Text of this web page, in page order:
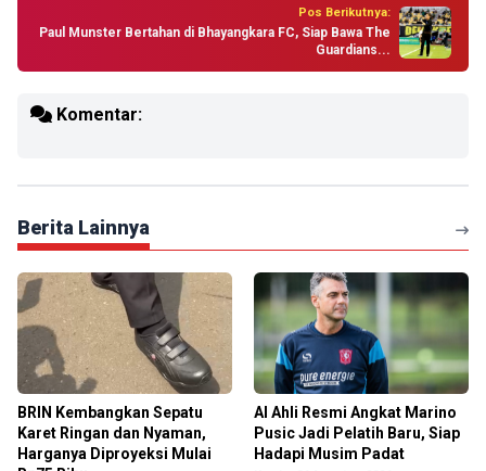
Pos Berikutnya:
Paul Munster Bertahan di Bhayangkara FC, Siap Bawa The
Guardians...
Komentar:
Berita Lainnya
BRIN Kembangkan Sepatu
Karet Ringan dan Nyaman,
Harganya Diproyeksi Mulai
Al Ahli Resmi Angkat Marino
Pusic Jadi Pelatih Baru, Siap
Hadapi Musim Padat